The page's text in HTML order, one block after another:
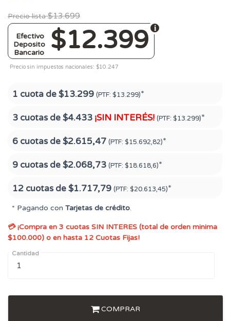
Precio lista $13.699
$12.399
Efectivo
Deposito
Bancario
Precio sin impuestos nacionales: $10.247
1 cuota de$13.299 (PTF: $13.299)*
3 cuotas de$4.433 ¡SIN INTERÉS! (PTF: $13.299)*
6 cuotas de$2.615,47 (PTF: $15.692,82)*
9 cuotas de$2.068,73 (PTF: $18.618,6)*
12 cuotas de$1.717,79 (PTF: $20.613,45)*
* Pagando con Tarjetas de crédito.
💳 ¡Compra en 3 cuotas SIN INTERES (total de orden minima
$100.000) o en hasta 12 Cuotas Fijas!
Cantidad
COMPRAR